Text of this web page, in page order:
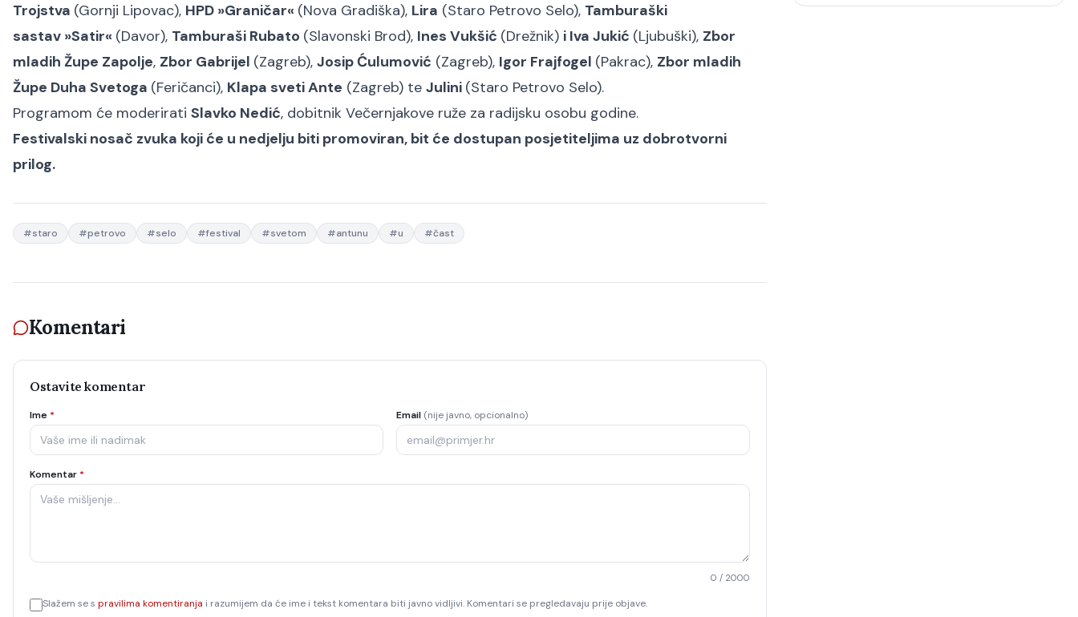
Trojstva (Gornji Lipovac), HPD »Graničar« (Nova Gradiška), Lira (Staro Petrovo Selo), Tamburaški
sastav »Satir« (Davor), Tamburaši Rubato (Slavonski Brod), Ines Vukšić (Drežnik) i Iva Jukić (Ljubuški), Zbor
mladih Župe Zapolje, Zbor Gabrijel (Zagreb), Josip Ćulumović (Zagreb), Igor Frajfogel (Pakrac), Zbor mladih
Župe Duha Svetoga (Feričanci), Klapa sveti Ante (Zagreb) te Julini (Staro Petrovo Selo).
Programom će moderirati Slavko Nedić, dobitnik Večernjakove ruže za radijsku osobu godine.
Festivalski nosač zvuka koji će u nedjelju biti promoviran, bit će dostupan posjetiteljima uz dobrotvorni
prilog.
#staro #petrovo #selo #festival #svetom #antunu #u #čast
Komentari
Ostavite komentar
Ime * Email (nije javno, opcionalno)
Komentar *
0 / 2000
Slažem se s pravilima komentiranja i razumijem da će ime i tekst komentara biti javno vidljivi. Komentari se pregledavaju prije objave.